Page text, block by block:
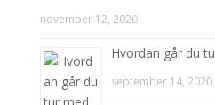
november 12, 2020
Hvordan går du
september 14, 2020